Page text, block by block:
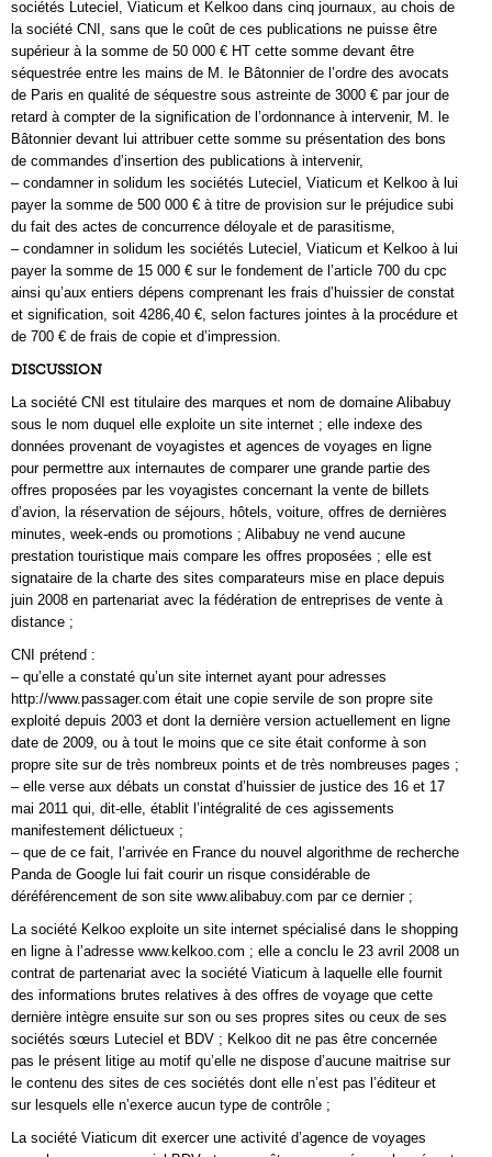
sociétés Luteciel, Viaticum et Kelkoo dans cinq journaux, au chois de
la société CNI, sans que le coût de ces publications ne puisse être
supérieur à la somme de 50 000 € HT cette somme devant être
séquestrée entre les mains de M. le Bâtonnier de l’ordre des avocats
de Paris en qualité de séquestre sous astreinte de 3000 € par jour de
retard à compter de la signification de l’ordonnance à intervenir, M. le
Bâtonnier devant lui attribuer cette somme su présentation des bons
de commandes d’insertion des publications à intervenir,
– condamner in solidum les sociétés Luteciel, Viaticum et Kelkoo à lui
payer la somme de 500 000 € à titre de provision sur le préjudice subi
du fait des actes de concurrence déloyale et de parasitisme,
– condamner in solidum les sociétés Luteciel, Viaticum et Kelkoo à lui
payer la somme de 15 000 € sur le fondement de l’article 700 du cpc
ainsi qu’aux entiers dépens comprenant les frais d’huissier de constat
et signification, soit 4286,40 €, selon factures jointes à la procédure et
de 700 € de frais de copie et d’impression.
DISCUSSION
La société CNI est titulaire des marques et nom de domaine Alibabuy
sous le nom duquel elle exploite un site internet ; elle indexe des
données provenant de voyagistes et agences de voyages en ligne
pour permettre aux internautes de comparer une grande partie des
offres proposées par les voyagistes concernant la vente de billets
d’avion, la réservation de séjours, hôtels, voiture, offres de dernières
minutes, week-ends ou promotions ; Alibabuy ne vend aucune
prestation touristique mais compare les offres proposées ; elle est
signataire de la charte des sites comparateurs mise en place depuis
juin 2008 en partenariat avec la fédération de entreprises de vente à
distance ;
CNI prétend :
– qu’elle a constaté qu’un site internet ayant pour adresses
http://www.passager.com était une copie servile de son propre site
exploité depuis 2003 et dont la dernière version actuellement en ligne
date de 2009, ou à tout le moins que ce site était conforme à son
propre site sur de très nombreux points et de très nombreuses pages ;
– elle verse aux débats un constat d’huissier de justice des 16 et 17
mai 2011 qui, dit-elle, établit l’intégralité de ces agissements
manifestement délictueux ;
– que de ce fait, l’arrivée en France du nouvel algorithme de recherche
Panda de Google lui fait courir un risque considérable de
déréférencement de son site www.alibabuy.com par ce dernier ;
La société Kelkoo exploite un site internet spécialisé dans le shopping
en ligne à l’adresse www.kelkoo.com ; elle a conclu le 23 avril 2008 un
contrat de partenariat avec la société Viaticum à laquelle elle fournit
des informations brutes relatives à des offres de voyage que cette
dernière intègre ensuite sur son ou ses propres sites ou ceux de ses
sociétés sœurs Luteciel et BDV ; Kelkoo dit ne pas être concernée
pas le présent litige au motif qu’elle ne dispose d’aucune maitrise sur
le contenu des sites de ces sociétés dont elle n’est pas l’éditeur et
sur lesquels elle n’exerce aucun type de contrôle ;
La société Viaticum dit exercer une activité d’agence de voyages